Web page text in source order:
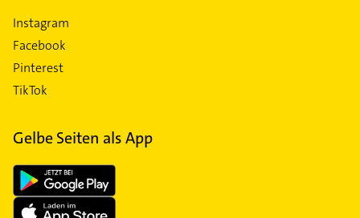
Instagram
Facebook
Pinterest
TikTok
Gelbe Seiten als App